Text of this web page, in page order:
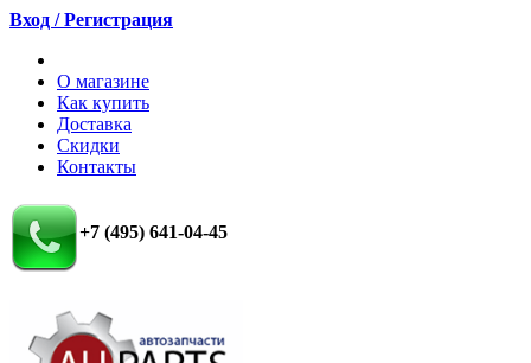
Вход / Регистрация
О магазине
Как купить
Доставка
Скидки
Контакты
+7 (495) 641-04-45